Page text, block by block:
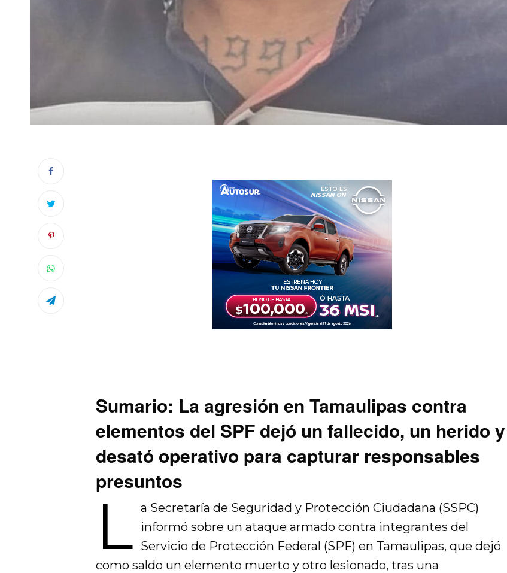
Sumario: La agresión en Tamaulipas contra
elementos del SPF dejó un fallecido, un herido y
desató operativo para capturar responsables
presuntos
L a Secretaría de Seguridad y Protección Ciudadana (SSPC)
informó sobre un ataque armado contra integrantes del
Servicio de Protección Federal (SPF) en Tamaulipas, que dejó
como saldo un elemento muerto y otro lesionado, tras una